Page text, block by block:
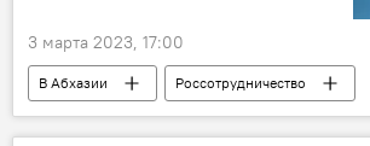
3 марта 2023, 17:00
В Абхазии
Россотрудничество
Россотрудничество в Абхазии